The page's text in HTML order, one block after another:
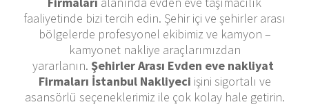
faaliyetinde bizi tercih edin. Şehir içi ve şehirler arası
bölgelerde profesyonel ekibimiz ve kamyon –
kamyonet nakliye araçlarımızdan
yararlanın. Şehirler Arası Evden eve nakliyat
Firmaları İstanbul Nakliyeci işini sigortalı ve
asansörlü seçeneklerimiz ile çok kolay hale getirin.